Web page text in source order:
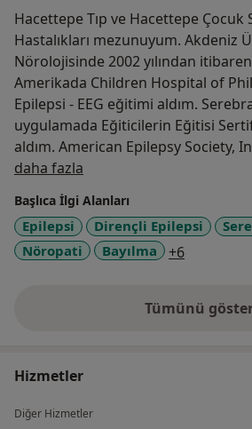
Hacettepe Tıp ve Hacettepe Çocuk
Hastalıkları mezunuyum. Akdeniz
Nörolojisinde 2002 yılından
Amerikada Children Hospital of
Epilepsi - EEG eğitimi aldım.
uygulamada Eğiticilerin Eğitisi
aldım. American Epilepsy Society,
Society, Peripheric Nerve Society
üyelikte bulundum. Halen Akdeniz
Nörolojisi ve Özel Anadolu Uyte
Hastanelerinde çalişmaktayım
daha fazla
Başlıca İlgi Alanları
Epilepsi Dirençli Epilepsi
Nöropati
Bayılma +6
Tümünü
Hizmetler
Diğer Hizmetler